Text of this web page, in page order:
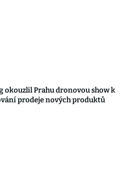
okouzlil Prahu dronovou show k
prodeje nových produktů